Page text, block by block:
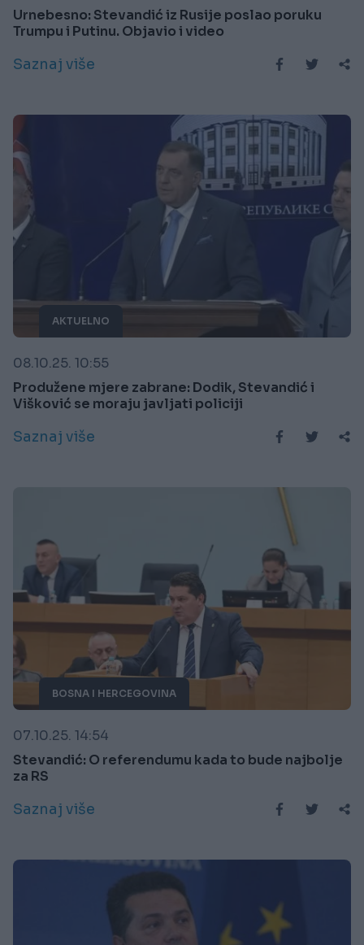
Urnebesno: Stevandić iz Rusije poslao poruku
Trumpu i Putinu. Objavio i video
Saznaj više
AKTUELNO
08.10.25. 10:55
Produžene mjere zabrane: Dodik, Stevandić i
Višković se moraju javljati policiji
Saznaj više
BOSNA I HERCEGOVINA
07.10.25. 14:54
Stevandić: O referendumu kada to bude najbolje
za RS
Saznaj više